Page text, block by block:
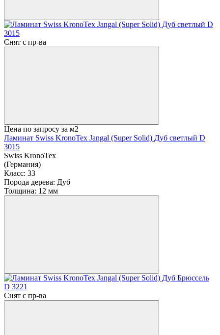
Снят с пр-ва
Цена по запросу за м2
Ламинат Swiss KronoTex Jangal (Super Solid) Дуб светлый D
3015
Swiss KronoTex
(Германия)
Класс: 33
Порода дерева: Дуб
Толщина: 12 мм
Снят с пр-ва